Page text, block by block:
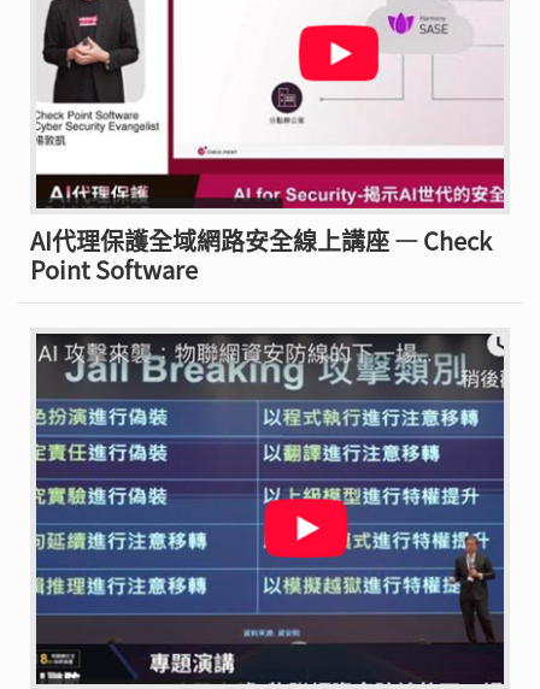
AI代理保護全域網路安全線上講座 — Check
Point Software